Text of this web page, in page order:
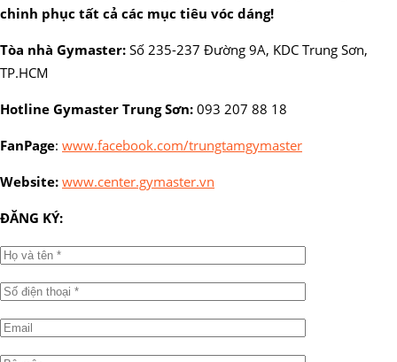
chinh phục tất cả các mục tiêu vóc dáng!
Tòa nhà Gymaster: Số 235-237 Đường 9A, KDC Trung Sơn,
TP.HCM
Hotline Gymaster Trung Sơn: 093 207 88 18
FanPage: www.facebook.com/trungtamgymaster
Website: www.center.gymaster.vn
ĐĂNG KÝ: